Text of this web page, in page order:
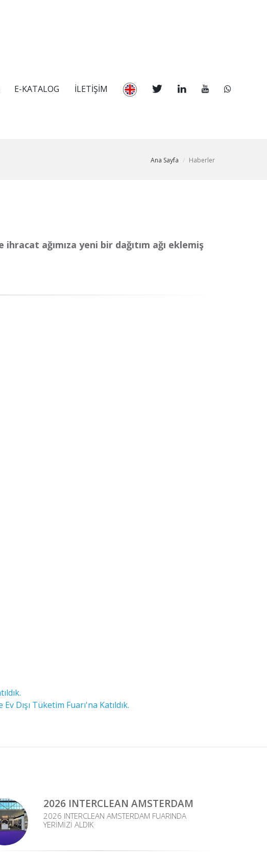
E-KATALOG İLETİŞİM
Ana Sayfa Haberler
ağımıza yeni bir dağıtım ağı eklemiş
Dışı Tüketim Fuarı'na Katıldık.
2026 INTERCLEAN AMSTERDAM
2026 INTERCLEAN AMSTERDAM FUARINDA
YERİMİZİ ALDIK